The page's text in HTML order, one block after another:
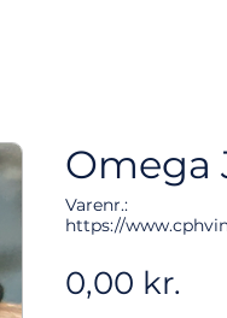
Omega
Varenr.:
https://
0,00 kr.